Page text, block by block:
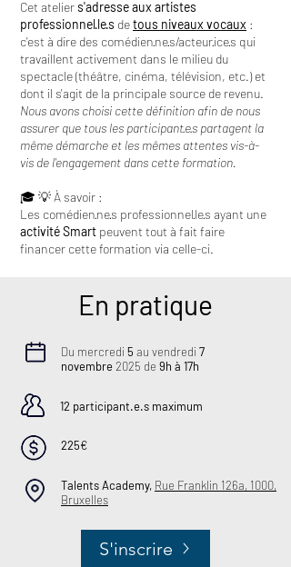
Cet ateliers'adresse aux artistes
professionnel·le·s detous niveaux vocaux :
c'est à dire des comédien·ne·s/acteur·ice·s qui
travaillent activement dans le milieu du
spectacle (théâtre, cinéma, télévision, etc.) et
dont il s'agit de la principale source de revenu.
Nous avons choisi cette définition afin de nous
assurer que tous les participant·e·s partagent la
même démarche et les mêmes attentes vis-à-
vis de l'engagement dans cette formation.
🎓 💡 À savoir :
Les comédien·ne·s professionnel·le·s ayant une
activité Smart peuvent tout à fait faire
financer cette formation via celle-ci.
En pratique
Du mercredi 5 au vendredi 7
novembre2025 de 9h à 17h
12 participant.e.s maximum
225€
Talents Academy, Rue Franklin 126a, 1000,
Bruxelles
S'inscrire